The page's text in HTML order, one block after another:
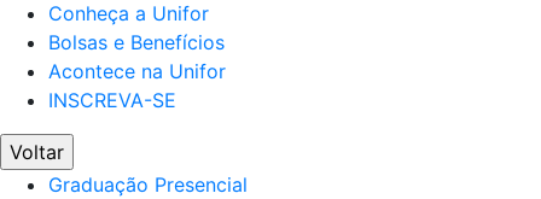
Conheça a Unifor
Bolsas e Benefícios
Acontece na Unifor
INSCREVA-SE
Voltar
Graduação Presencial